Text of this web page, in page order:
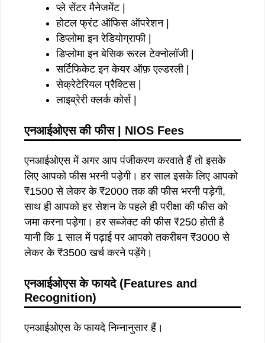
प्ले सेंटर मैनेजमेंट |
होटल फ्रंट ऑफिस ऑपरेशन |
डिप्लोमा इन रेडियोग्राफी |
डिप्लोमा इन बेसिक रूरल टेक्नोलॉजी |
सर्टिफिकेट इन केयर ऑफ़ एल्डरली |
सेक्रेटेरियल प्रैक्टिस |
लाइब्रेरी क्लर्क कोर्स |
एनआईओएस की फीस | NIOS Fees
एनआईओएस में अगर आप पंजीकरण करवाते हैं तो इसके
लिए आपको फीस भरनी पड़ेगी। हर साल इसके लिए आपको
₹1500 से लेकर के ₹2000 तक की फीस भरनी पड़ेगी,
साथ ही आपको हर सेशन के पहले ही परीक्षा की फीस को
जमा करना पड़ेगा। हर सब्जेक्ट की फीस ₹250 होती है
यानी कि 1 साल में पढ़ाई पर आपको तकरीबन ₹3000 से
लेकर के ₹3500 खर्च करने पड़ेंगे।
एनआईओएस के फायदे (Features and
Recognition)
एनआईओएस के फायदे निम्नानुसार हैं।